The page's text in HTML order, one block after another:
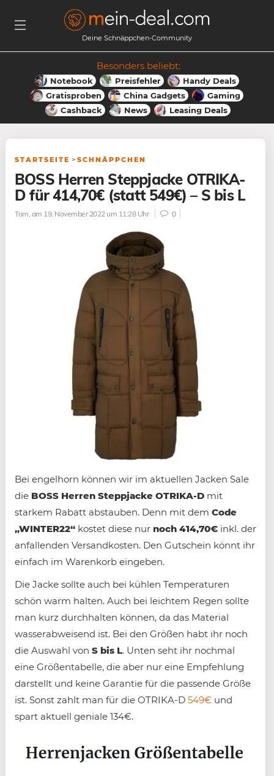
Deine Schnäppchen-Community
Besonders beliebt:
Notebook Preisfehler
Handy Deals
Gratisproben
China Gadgets
Gaming
Cashback
News Leasing Deals
STARTSEITE > SCHNÄPPCHEN
BOSS Herren Steppjacke OTRIKA-
D für 414,70€ (statt 549€) – S bis L
Tom, am 19. November 2022 um 11:28 Uhr 0
Bei engelhorn können wir im aktuellen Jacken Sale
die BOSS Herren Steppjacke OTRIKA-D mit
starkem Rabatt abstauben. Denn mit dem Code
„WINTER22“ kostet diese nur noch 414,70€ inkl. der
anfallenden Versandkosten. Den Gutschein könnt ihr
einfach im Warenkorb eingeben.
Die Jacke sollte auch bei kühlen Temperaturen
schön warm halten. Auch bei leichtem Regen sollte
man kurz durchhalten können, da das Material
wasserabweisend ist. Bei den Größen habt ihr noch
die Auswahl von S bis L. Unten seht ihr nochmal
eine Größentabelle, die aber nur eine Empfehlung
darstellt und keine Garantie für die passende Größe
ist. Sonst zahlt man für die OTRIKA-D 549€ und
spart aktuell geniale 134€.